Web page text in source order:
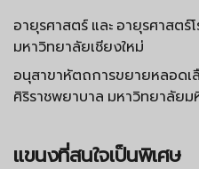
อายุรศาสตร์ และ อายุรศาสต
มหาวิทยาลัยเชียงใหม่
อนุสาขาหัตถการขยายหลอด
ศิริราชพยาบาล มหาวิทยาลัยม
แขนงที่สนใจเป็นพิเศษ